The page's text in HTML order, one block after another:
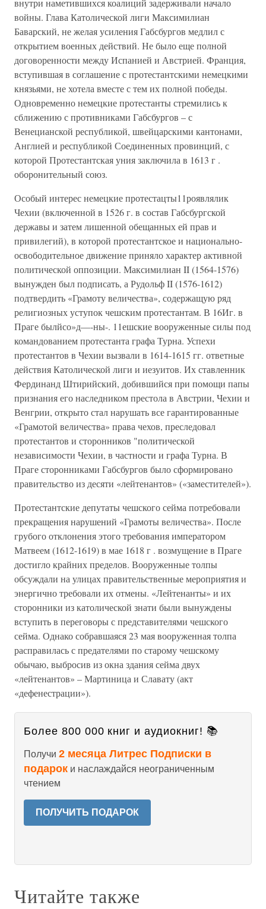
внутри наметившихся коалиций задерживали начало
войны. Глава Католической лиги Максимилиан
Баварский, не желая усиления Габсбургов медлил с
открытием военных действий. Не было еще полной
договоренности между Испанией и Австрией. Франция,
вступившая в соглашение с протестантскими немецкими
князьями, не хотела вместе с тем их полной победы.
Одновременно немецкие протестанты стремились к
сближению с противниками Габсбургов – с
Венецианской республикой, швейцарскими кантонами,
Англией и республикой Соединенных провинций, с
которой Протестантская уния заключила в 1613 г .
оборонительный союз.
Особый интерес немецкие протестацты11роявлялик
Чехии (включенной в 1526 г. в состав Габсбургской
державы и затем лишенной обещанных ей прав и
привилегий), в которой протестантское и национально-
освободительное движение приняло характер активной
политической оппозиции. Максимилиан II (1564-1576)
вынужден был подписать, а Рудольф II (1576-1612)
подтвердить «Грамоту величества», содержащую ряд
религиозных уступок чешским протестантам. В 16Иг. в
Праге былйсо»д—-ны-. 11ешские вооруженные силы под
командованием протестанта графа Турна. Успехи
протестантов в Чехии вызвали в 1614-1615 гг. ответные
действия Католической лиги и иезуитов. Их ставленник
Фердинанд Штирийский, добившийся при помощи папы
признания его наследником престола в Австрии, Чехии и
Венгрии, открыто стал нарушать все гарантированные
«Грамотой величества» права чехов, преследовал
протестантов и сторонников "политической
независимости Чехии, в частности и графа Турна. В
Праге сторонниками Габсбургов было сформировано
правительство из десяти «лейтенантов» («заместителей»).
Протестантские депутаты чешского сейма потребовали
прекращения нарушений «Грамоты величества». После
грубого отклонения этого требования императором
Матвеем (1612-1619) в мае 1618 г . возмущение в Праге
достигло крайних пределов. Вооруженные толпы
обсуждали на улицах правительственные мероприятия и
энергично требовали их отмены. «Лейтенанты» и их
сторонники из католической знати были вынуждены
вступить в переговоры с представителями чешского
сейма. Однако собравшаяся 23 мая вооруженная толпа
расправилась с предателями по старому чешскому
обычаю, выбросив из окна здания сейма двух
«лейтенантов» – Мартиница и Славату (акт
«дефенестрации»).
Более 800 000 книг и аудиокниг! 📚
Получи 2 месяца Литрес Подписки в
подарок и наслаждайся неограниченным
чтением
ПОЛУЧИТЬ ПОДАРОК
Читайте также